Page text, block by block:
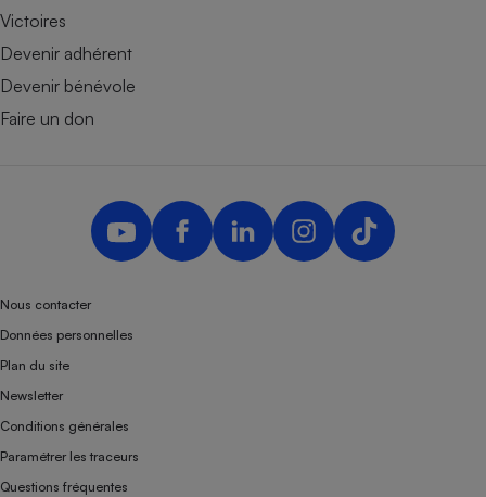
Victoires
Devenir adhérent
Devenir bénévole
Faire un don
Nous contacter
Données personnelles
Plan du site
Newsletter
Conditions générales
Paramétrer les traceurs
Questions fréquentes